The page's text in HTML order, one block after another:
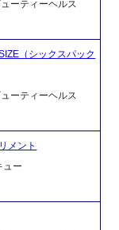
ーティーヘルス
（シックスパック
ーティーヘルス
メント
ュー